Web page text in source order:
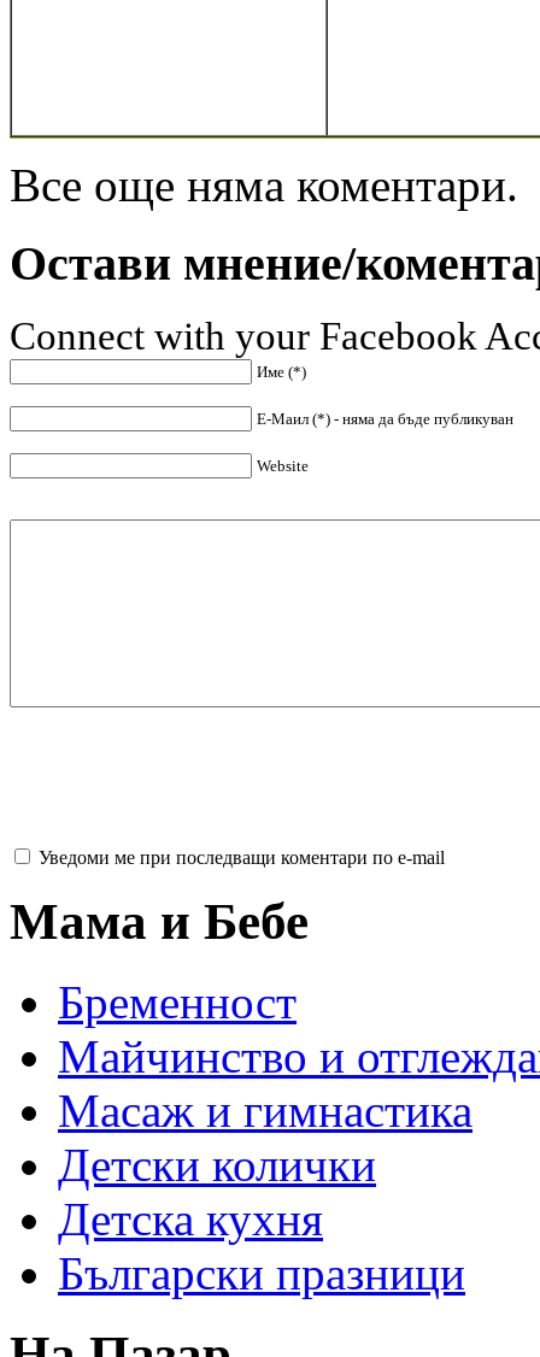
Все още няма коментари.
Остави мнение/
Connect with your Facebook
Име (*)
Е-Маил (*) - няма да бъде публикуван
Website
Уведоми ме при последващи коментари по e-mail
Мама и Бебе
Бременност
Майчинство и
Масаж и гимнастика
Детски колички
Детска кухня
Български празници